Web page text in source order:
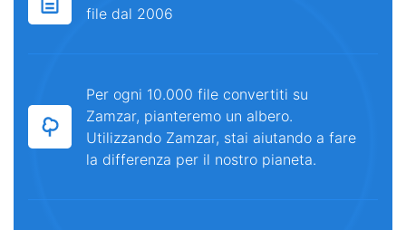
file dal 2006
Per ogni 10.000 file convertiti su
Zamzar, pianteremo un albero.
Utilizzando Zamzar, stai aiutando a fare
la differenza per il nostro pianeta.